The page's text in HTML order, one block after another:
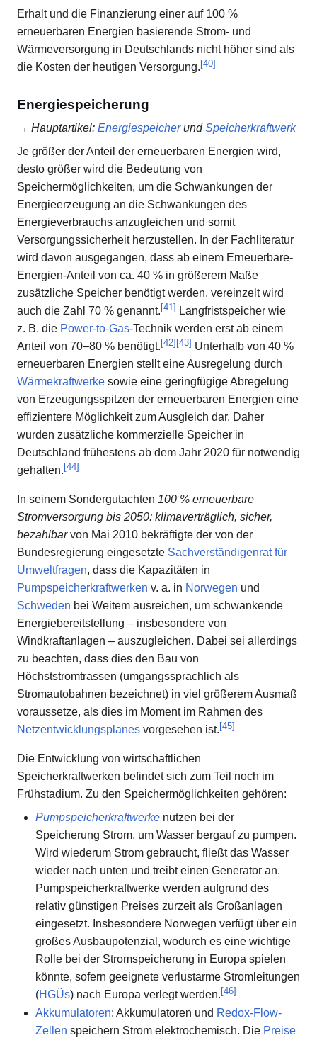
Erhalt und die Finanzierung einer auf 100 %
erneuerbaren Energien basierende Strom- und
Wärmeversorgung in Deutschlands nicht höher sind als
die Kosten der heutigen Versorgung. [40]
Energiespeicherung
→ Hauptartikel: EnergiespeicherundSpeicherkraftwerk
Je größer der Anteil der erneuerbaren Energien wird,
desto größer wird die Bedeutung von
Speichermöglichkeiten, um die Schwankungen der
Energieerzeugung an die Schwankungen des
Energieverbrauchs anzugleichen und somit
Versorgungssicherheit herzustellen. In der Fachliteratur
wird davon ausgegangen, dass ab einem Erneuerbare-
Energien-Anteil von ca. 40 % in größerem Maße
zusätzliche Speicher benötigt werden, vereinzelt wird
auch die Zahl 70 % genannt.[41] Langfristspeicher wie
z. B. die Power-to-Gas-Technik werden erst ab einem
Anteil von 70–80 % benötigt.[42][43] Unterhalb von 40 %
erneuerbaren Energien stellt eine Ausregelung durch
Wärmekraftwerke sowie eine geringfügige Abregelung
von Erzeugungsspitzen der erneuerbaren Energien eine
effizientere Möglichkeit zum Ausgleich dar. Daher
wurden zusätzliche kommerzielle Speicher in
Deutschland frühestens ab dem Jahr 2020 für notwendig
gehalten.[44]
In seinem Sondergutachten 100 % erneuerbare
Stromversorgung bis 2050: klimaverträglich, sicher,
bezahlbarvon Mai 2010 bekräftigte der von der
Bundesregierung eingesetzte Sachverständigenrat für
Umweltfragen, dass die Kapazitäten in
Pumpspeicherkraftwerken v. a. in Norwegen und
Schweden bei Weitem ausreichen, um schwankende
Energiebereitstellung – insbesondere von
Windkraftanlagen – auszugleichen. Dabei sei allerdings
zu beachten, dass dies den Bau von
Höchststromtrassen (umgangssprachlich als
Stromautobahnen bezeichnet) in viel größerem Ausmaß
voraussetze, als dies im Moment im Rahmen des
Netzentwicklungsplanes vorgesehen ist.[45]
Die Entwicklung von wirtschaftlichen
Speicherkraftwerken befindet sich zum Teil noch im
Frühstadium. Zu den Speichermöglichkeiten gehören:
Pumpspeicherkraftwerkenutzen bei der
Speicherung Strom, um Wasser bergauf zu pumpen.
Wird wiederum Strom gebraucht, fließt das Wasser
wieder nach unten und treibt einen Generator an.
Pumpspeicherkraftwerke werden aufgrund des
relativ günstigen Preises zurzeit als Großanlagen
eingesetzt. Insbesondere Norwegen verfügt über ein
großes Ausbaupotenzial, wodurch es eine wichtige
Rolle bei der Stromspeicherung in Europa spielen
könnte, sofern geeignete verlustarme Stromleitungen
(HGÜs) nach Europa verlegt werden.[46]
Akkumulatoren: Akkumulatoren und Redox-Flow-
Zellen speichern Strom elektrochemisch. Die Preise